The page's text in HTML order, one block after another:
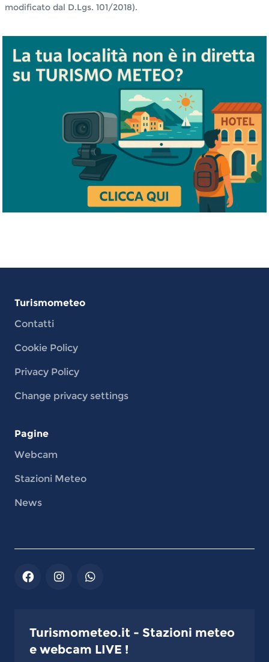
modificato dal D.Lgs. 101/2018).
Turismometeo
Contatti
Cookie Policy
Privacy Policy
Change privacy settings
Pagine
Webcam
Stazioni Meteo
News
Turismometeo.it - Stazioni meteo
e webcam LIVE !